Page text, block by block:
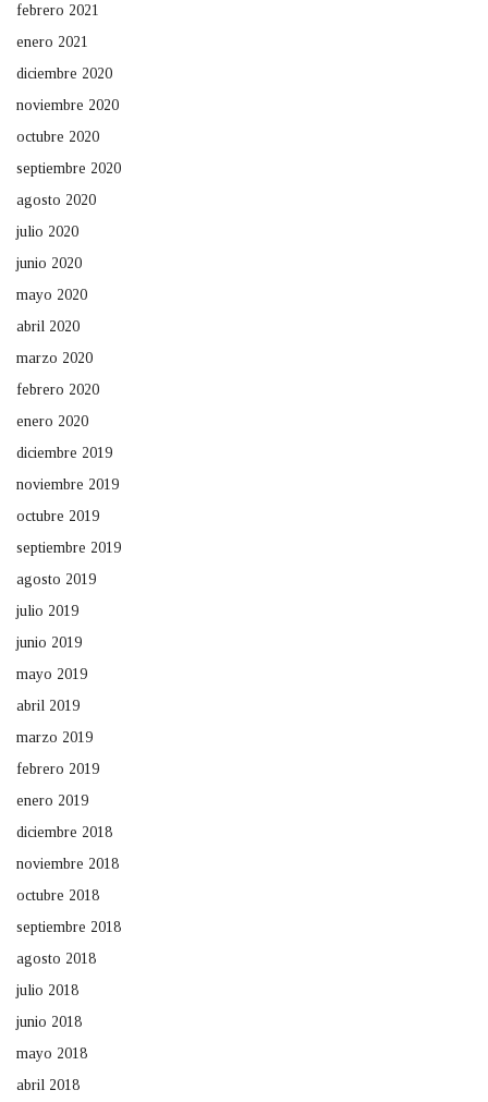
febrero 2021
enero 2021
diciembre 2020
noviembre 2020
octubre 2020
septiembre 2020
agosto 2020
julio 2020
junio 2020
mayo 2020
abril 2020
marzo 2020
febrero 2020
enero 2020
diciembre 2019
noviembre 2019
octubre 2019
septiembre 2019
agosto 2019
julio 2019
junio 2019
mayo 2019
abril 2019
marzo 2019
febrero 2019
enero 2019
diciembre 2018
noviembre 2018
octubre 2018
septiembre 2018
agosto 2018
julio 2018
junio 2018
mayo 2018
abril 2018